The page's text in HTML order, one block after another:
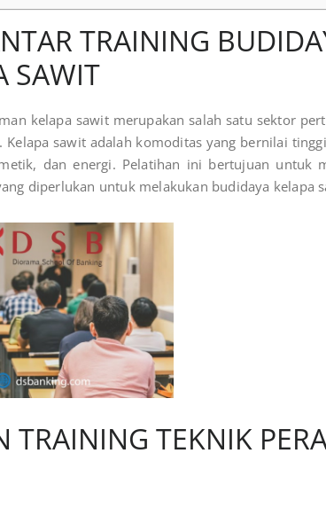
TRAINING
SAWIT
kelapa sawit merupakan salah satu sektor
Kelapa sawit adalah komoditas yang bernilai
dan energi. Pelatihan ini bertujuan untuk
diperlukan untuk melakukan budidaya kelapa
TRAINING TEKNIK